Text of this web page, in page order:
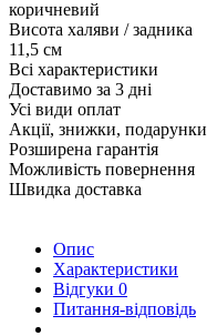
коричневий
Висота халяви / задника
11,5 см
Всі характеристики
Доставимо за 3 дні
Усі види оплат
Акції, знижки, подарунки
Розширена гарантія
Можливість повернення
Швидка доставка
Опис
Характеристики
Відгуки 0
Питання-відповідь